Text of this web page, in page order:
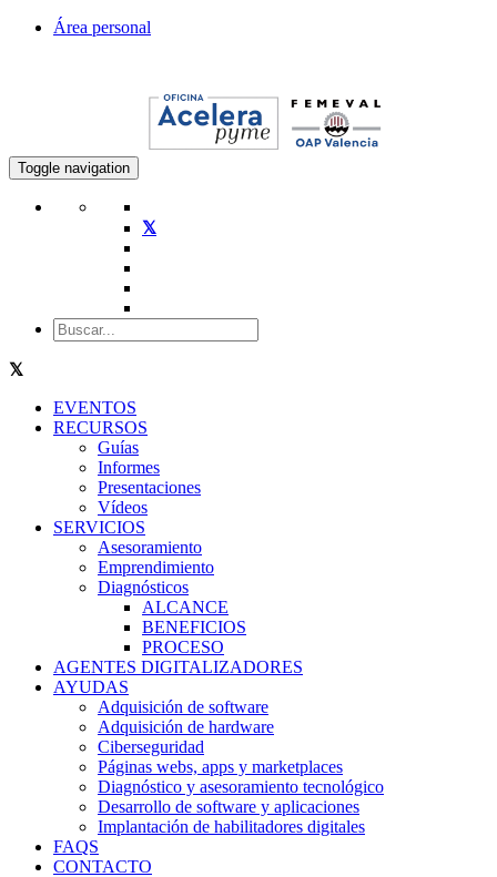
Área personal
Toggle navigation
EVENTOS
RECURSOS
Guías
Informes
Presentaciones
Vídeos
SERVICIOS
Asesoramiento
Emprendimiento
Diagnósticos
ALCANCE
BENEFICIOS
PROCESO
AGENTES DIGITALIZADORES
AYUDAS
Adquisición de software
Adquisición de hardware
Ciberseguridad
Páginas webs, apps y marketplaces
Diagnóstico y asesoramiento tecnológico
Desarrollo de software y aplicaciones
Implantación de habilitadores digitales
FAQS
CONTACTO